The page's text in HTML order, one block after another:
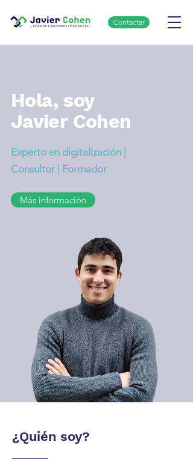
Contactar
Hola, soy
Javier Cohen
Experto en digitalización |
Consultor | Formador
Más información
¿Quién soy?